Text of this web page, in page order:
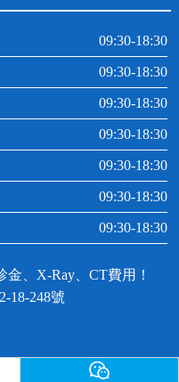
09:30-18:30
09:30-18:30
09:30-18:30
09:30-18:30
09:30-18:30
09:30-18:30
09:30-18:30
、X-Ray、CT費用！
18-248號